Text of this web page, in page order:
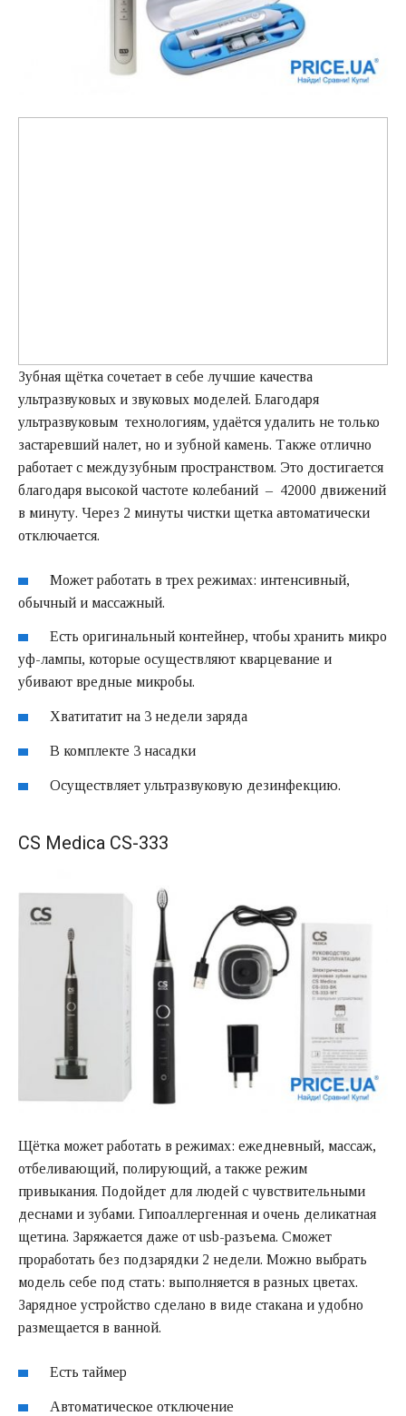
Зубная щётка сочетает в себе лучшие качества
ультразвуковых и звуковых моделей. Благодаря
ультразвуковым технологиям, удаётся удалить не только
застаревший налет, но и зубной камень. Также отлично
работает с междузубным пространством. Это достигается
благодаря высокой частоте колебаний – 42000 движений
в минуту. Через 2 минуты чистки щетка автоматически
отключается.
Может работать в трех режимах: интенсивный,
обычный и массажный.
Есть оригинальный контейнер, чтобы хранить микро
уф-лампы, которые осуществляют кварцевание и
убивают вредные микробы.
Хватитатит на 3 недели заряда
В комплекте 3 насадки
Осуществляет ультразвуковую дезинфекцию.
CS Medica CS-333
Щётка может работать в режимах: ежедневный, массаж,
отбеливающий, полирующий, а также режим
привыкания. Подойдет для людей с чувствительными
деснами и зубами. Гипоаллергенная и очень деликатная
щетина. Заряжается даже от usb-разъема. Сможет
проработать без подзарядки 2 недели. Можно выбрать
модель себе под стать: выполняется в разных цветах.
Зарядное устройство сделано в виде стакана и удобно
размещается в ванной.
Есть таймер
Автоматическое отключение